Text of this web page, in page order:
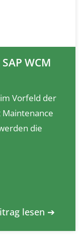
WCM
Vorfeld der
Maintenance
die
lesen ➔